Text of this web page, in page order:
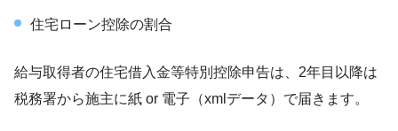
住宅ローン控除の割合
給与取得者の住宅借入金等特別控除申告は、2年目以降は
税務署から施主に紙 or 電子（xmlデータ）で届きます。